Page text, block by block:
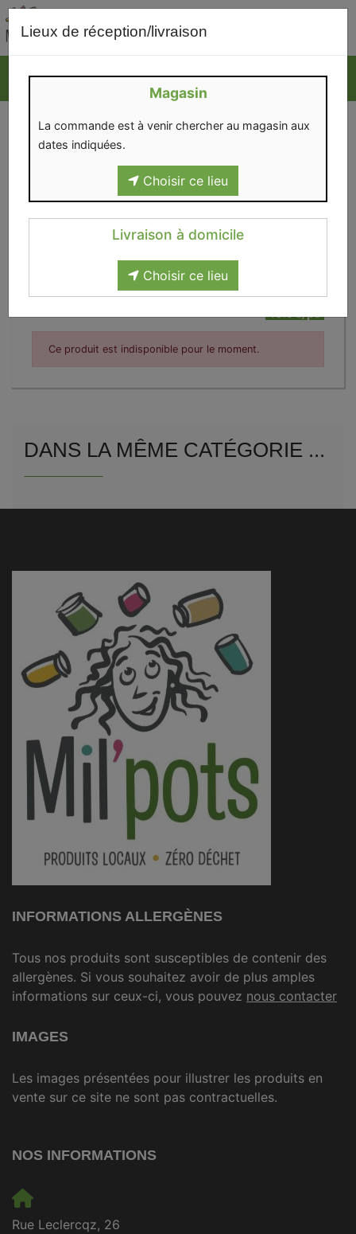
Lieux de réception/livraison
Magasin
La commande est à venir chercher au magasin aux
dates indiquées.
Choisir ce lieu
Livraison à domicile
Choisir ce lieu
Crayon 101608
Ce produit est indisponible pour le moment.
DANS LA MÊME CATÉGORIE ...
INFORMATIONS ALLERGÈNES
Tous nos produits sont susceptibles de contenir des
allergènes. Si vous souhaitez avoir de plus amples
informations sur ceux-ci, vous pouvez nous contacter
IMAGES
Les images présentées pour illustrer les produits en
vente sur ce site ne sont pas contractuelles.
NOS INFORMATIONS
Rue Leclercqz, 26